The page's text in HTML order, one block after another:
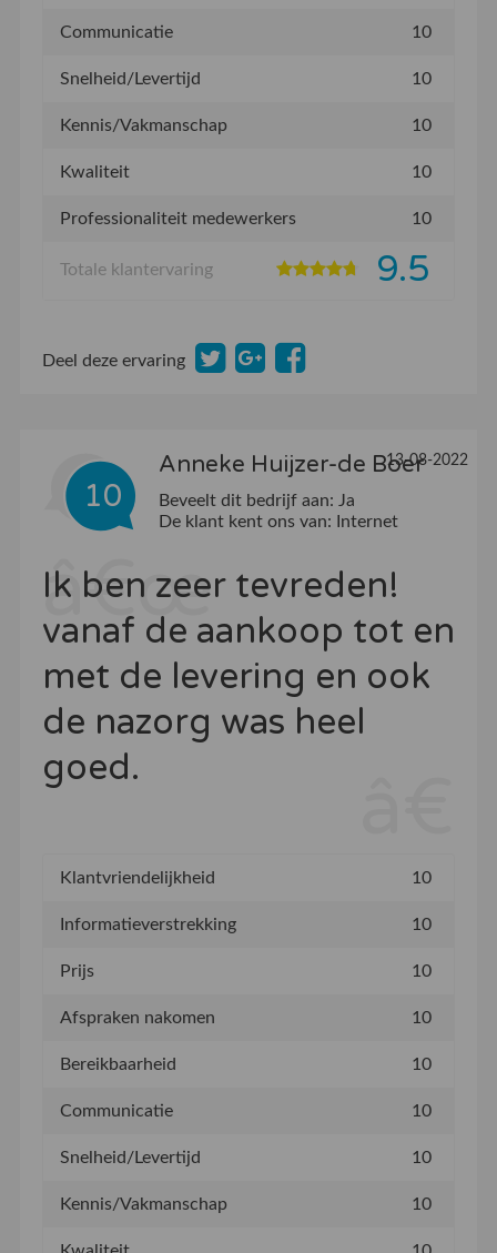
Communicatie 10
Snelheid/Levertijd 10
Kennis/Vakmanschap 10
Kwaliteit 10
Professionaliteit medewerkers 10
Totale klantervaring 9.5
Deel deze ervaring
10
Anneke Huijzer-de Boer13-08-2022
Beveelt dit bedrijf aan: Ja
De klant kent ons van: Internet
Ik ben zeer tevreden!
vanaf de aankoop tot en
met de levering en ook
de nazorg was heel
goed.
Klantvriendelijkheid 10
Informatieverstrekking 10
Prijs 10
Afspraken nakomen 10
Bereikbaarheid 10
Communicatie 10
Snelheid/Levertijd 10
Kennis/Vakmanschap 10